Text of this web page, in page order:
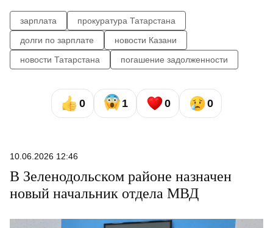
зарплата
прокуратура Татарстана
долги по зарплате
новости Казани
новости Татарстана
погашение задолженности
0 1 0 0
10.06.2026 12:46
В Зеленодольском районе назначен
новый начальник отдела МВД